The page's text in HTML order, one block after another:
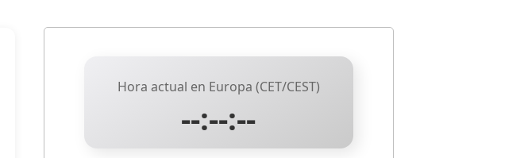
Hora actual en Europa (CET/CEST)
--:--:--